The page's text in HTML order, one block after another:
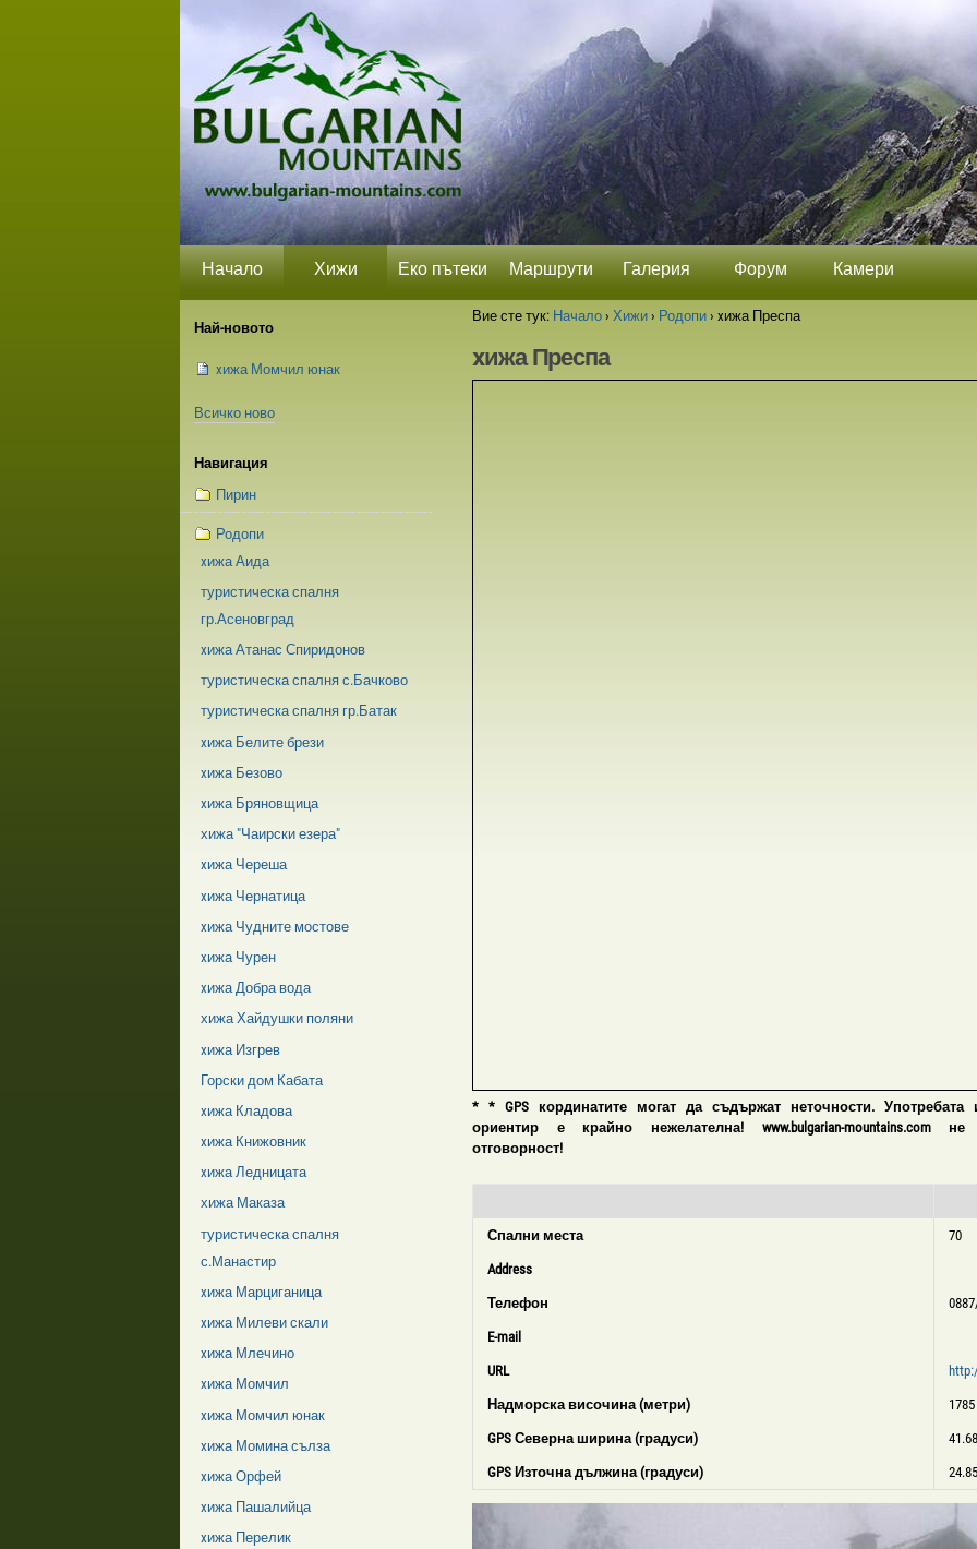
съдържание.
Прескачане
до
навигация
Лични
Секции
Начало Хижи Еко пътеки Маршрути Галерия Форум Камери
Вие сте тук: Начало ›Хижи › Родопи ›xижа Преспа
xижа Преспа
* * GPS кординатите могат да съдържат неточности. Употребата
ориентир е крайно нежелателна! www.bulgarian-mountains.com
отговорност!
Спални места 70
Address
Телефон
E-mail
URL
Надморска височина (метри) 1785
GPS Северна ширина (градуси)
GPS Източна дължина (градуси)
Най-новото
xижа Момчил юнак
Всичко ново
Навигация
Пирин
Родопи
xижа Аида
туристическа спалня
гр.Асеновград
xижа Атанас Спиридонов
туристическа спалня с.Бачково
туристическа спалня гр.Батак
xижа Белите брези
xижа Безово
xижа Бряновщица
хижа "Чаирски езера"
xижа Череша
xижа Чернатица
xижа Чудните мостове
xижа Чурен
xижа Добра вода
хижа Хайдушки поляни
xижа Изгрев
Горски дом Кабата
xижа Кладова
xижа Книжовник
xижа Ледницата
хижа Маказа
туристическа спалня
с.Манастир
xижа Марциганица
xижа Милеви скали
xижа Млечино
xижа Момчил
xижа Момчил юнак
xижа Момина сълза
xижа Орфей
xижа Пашалийца
xижа Перелик